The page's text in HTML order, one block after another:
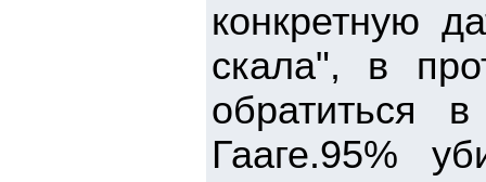
конкретную
скала", в
Гааге.95%